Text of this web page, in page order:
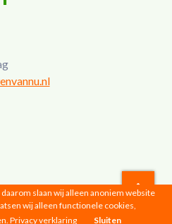
|Privacyverklaring
slaan wij alleen anoniem website
wij alleen functionele cookies,
Privacy verklaring Sluiten